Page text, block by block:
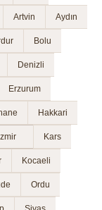
Artvin Aydın
Bolu
Denizli
Erzurum
Hakkari
Kars
Kocaeli
Ordu